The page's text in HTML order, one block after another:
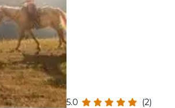
5.0 (2)